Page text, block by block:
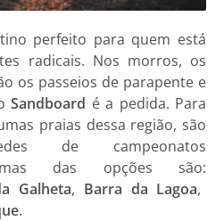
perfeito para quem está
radicais. Nos morros, os
os passeios de parapente e
Sandboard é a pedida. Para
praias dessa região, são
de campeonatos
das opções são:
Galheta, Barra da Lagoa,
.